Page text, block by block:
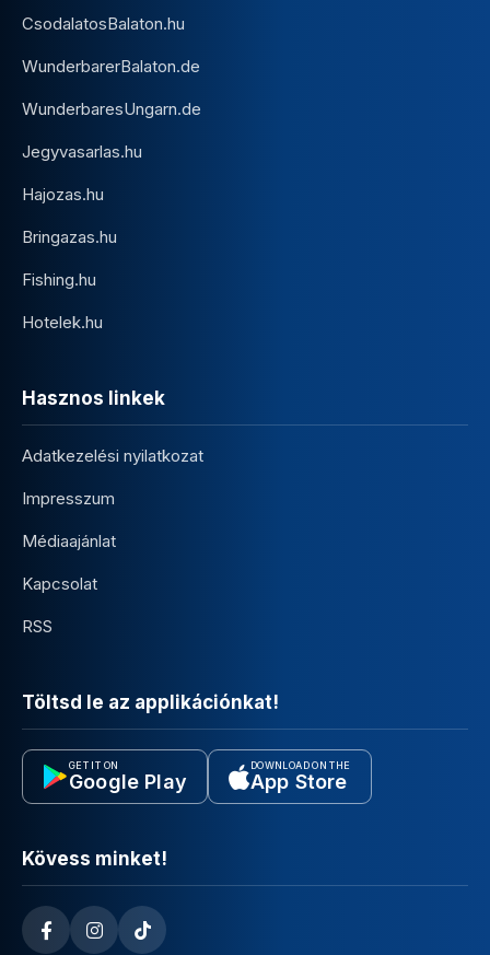
CsodalatosBalaton.hu
WunderbarerBalaton.de
WunderbaresUngarn.de
Jegyvasarlas.hu
Hajozas.hu
Bringazas.hu
Fishing.hu
Hotelek.hu
Hasznos linkek
Adatkezelési nyilatkozat
Impresszum
Médiaajánlat
Kapcsolat
RSS
Töltsd le az applikációnkat!
GET IT ON
Google Play
DOWNLOAD ON THE
App Store
Kövess minket!